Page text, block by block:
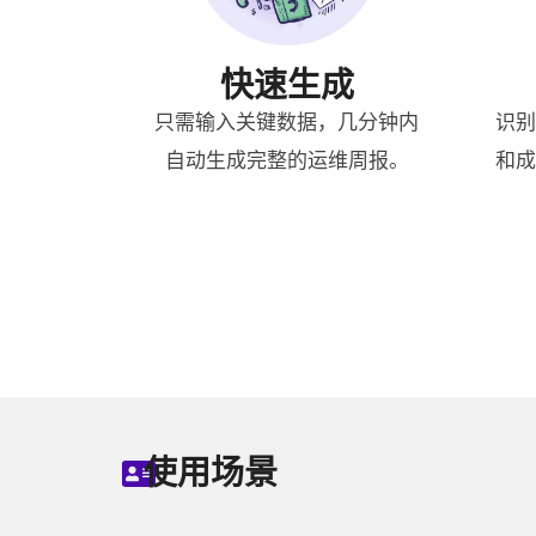
快速生成
只需输入关键数据，几分钟内
自动生成完整的运维周报。
识
和
使用场景